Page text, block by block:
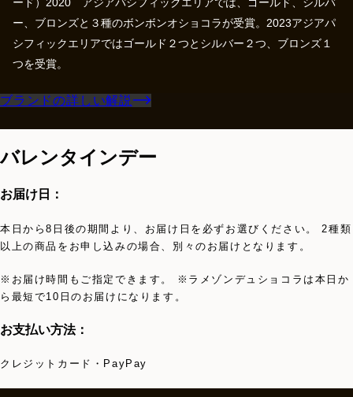
ー、ブロンズと３種のボンボンオショコラが受賞。2023アジアパ
シフィックエリアではゴールド２つとシルバー２つ、ブロンズ１
つを受賞。
ブランドの詳しい解説
バレンタインデー
お届け日：
本日から8日後の期間より、お届け日を必ずお選びください。 2種類
以上の商品をお申し込みの場合、別々のお届けとなります。
※お届け時間もご指定できます。 ※ラメゾンデュショコラは本日か
ら最短で10日のお届けになります。
お支払い方法：
クレジットカード・PayPay